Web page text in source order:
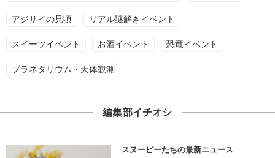
アジサイの見頃 リアル謎解きイベント
スイーツイベント お酒イベント 恐竜イベント
プラネタリウム・天体観測
編集部イチオシ
スヌーピーたちの最新ニュース